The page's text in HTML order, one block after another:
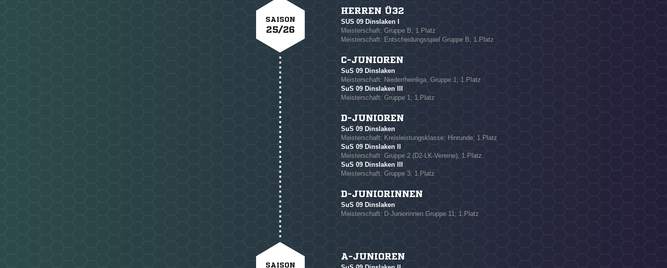
NACHRICHT SENDEN
* Pflichtfelder
SAISON
25/26
HERREN Ü32
SUS 09 Dinslaken I
Meisterschaft: Gruppe B; 1.Platz
Meisterschaft: Entscheidungsspiel Gruppe B; 1.Platz
C-JUNIOREN
SuS 09 Dinslaken
Meisterschaft: Niederrheinliga, Gruppe 1; 1.Platz
SuS 09 Dinslaken III
Meisterschaft: Gruppe 1; 1.Platz
D-JUNIOREN
SuS 09 Dinslaken
Meisterschaft: Kreisleistungsklasse; Hinrunde; 1.Platz
SuS 09 Dinslaken II
Meisterschaft: Gruppe 2 (D2-LK-Vereine); 1.Platz
SuS 09 Dinslaken III
Meisterschaft: Gruppe 3; 1.Platz
D-JUNIORINNEN
SuS 09 Dinslaken
Meisterschaft: D-Juniorinnen Gruppe 11; 1.Platz
SAISON
A-JUNIOREN